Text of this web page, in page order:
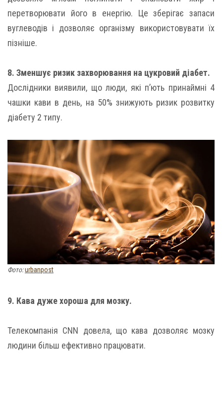
перетворювати його в енергію. Це зберігає запаси
вуглеводів і дозволяє організму використовувати їх
пізніше.
8. Зменшує ризик захворювання на цукровий діабет.
Дослідники виявили, що люди, які п’ють принаймні 4
чашки кави в день, на 50% знижують ризик розвитку
діабету 2 типу.
Фото:urbanpost
9. Кава дуже хороша для мозку.
Телекомпанія CNN довела, що кава дозволяє мозку
людини більш ефективно працювати.